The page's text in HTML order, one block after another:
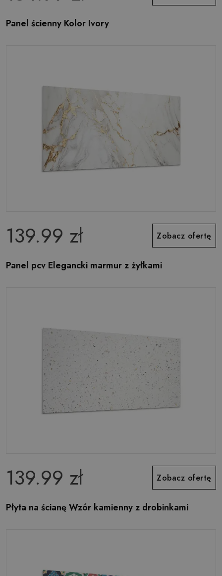
Panel ścienny Kolor Ivory
139.99 zł Zobacz ofertę
Panel pcv Elegancki marmur z żyłkami
139.99 zł Zobacz ofertę
Płyta na ścianę Wzór kamienny z drobinkami